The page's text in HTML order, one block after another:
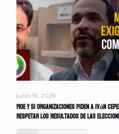
junio 19, 2026
MOE y 51 organizaciones piden a Iván
respetar los resultados de las